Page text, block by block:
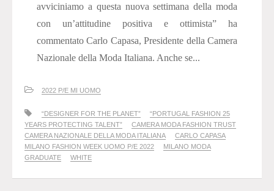
avviciniamo a questa nuova settimana della moda
con un’attitudine positiva e ottimista” ha
commentato Carlo Capasa, Presidente della Camera
Nazionale della Moda Italiana. Anche se...
2022 P/E MI UOMO
“DESIGNER FOR THE PLANET”
“PORTUGAL FASHION 25
YEARS PROTECTING TALENT”
CAMERA MODA FASHION TRUST
CAMERA NAZIONALE DELLA MODA ITALIANA
CARLO CAPASA
MILANO FASHION WEEK UOMO P/E 2022
MILANO MODA
GRADUATE
WHITE